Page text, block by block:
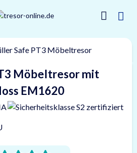
Safe PT3 Möbeltresor
Möbeltresor mit
EM1620